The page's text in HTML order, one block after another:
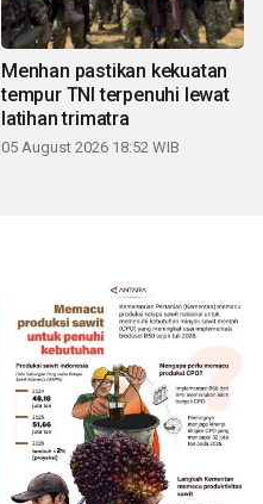
Menhan pastikan kekuatan
tempur TNI terpenuhi lewat
latihan trimatra
05 August 2026 18:52 WIB